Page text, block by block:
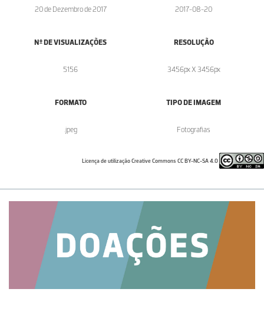
20 de Dezembro de 2017 2017-08-20
Nº DE VISUALIZAÇÕES
5156
RESOLUÇÃO
3456px X 3456px
FORMATO
.jpeg
TIPO DE IMAGEM
Fotografias
Licença de utilização Creative Commons CC BY-NC-SA 4.0